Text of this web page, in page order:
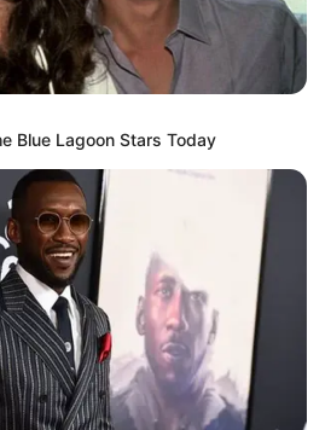
Blue Lagoon Stars Today